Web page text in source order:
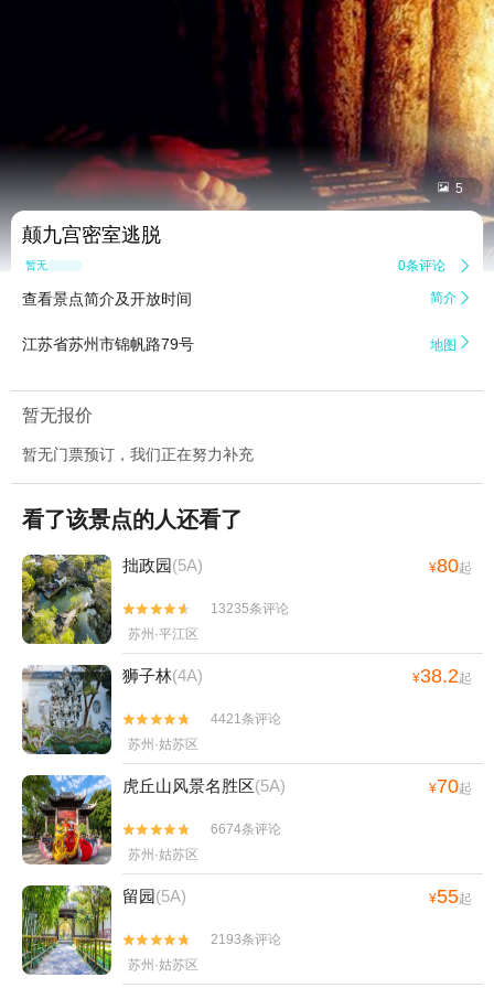
 5
颠九宫密室逃脱
暂无点评 0条评论 
查看景点简介及开放时间 简介 
江苏省苏州市锦帆路79号 地图 
暂无报价
暂无门票预订，我们正在努力补充
看了该景点的人还看了
拙政园(5A) ¥80起


13235条评论
苏州·平江区
狮子林(4A) ¥38.2起


4421条评论
苏州·姑苏区
虎丘山风景名胜区(5A) ¥70起


6674条评论
苏州·姑苏区
留园(5A) ¥55起


2193条评论
苏州·姑苏区